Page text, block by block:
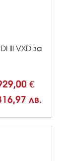
III VXD за
€
лв.